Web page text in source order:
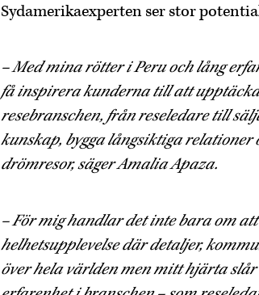
Sydamerikaexperten ser stor
– Med mina rötter i Peru och lång
få inspirera kunderna till att
resebranschen, från reseledare till
kunskap, bygga långsiktiga
drömresor, säger Amalia Apaza.
– För mig handlar det inte bara om
helhetsupplevelse där detaljer,
över hela världen men mitt hjärta